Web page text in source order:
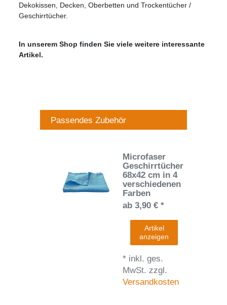
Dekokissen, Decken, Oberbetten und Trockentücher /
Geschirrtücher.
In unserem Shop finden Sie viele weitere interessante
Artikel.
Passendes Zubehör
Microfaser
Geschirrtücher
68x42 cm in 4
verschiedenen
Farben
ab 3,90 € *
Artikel
anzeigen
* inkl. ges.
MwSt. zzgl.
Versandkosten